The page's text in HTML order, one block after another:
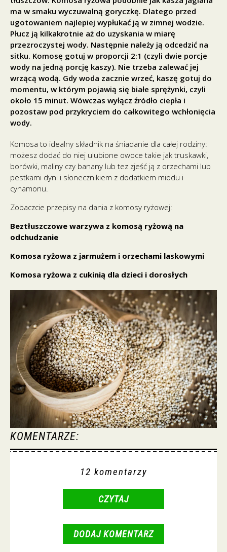
ma w smaku wyczuwalną goryczkę. Dlatego przed
ugotowaniem najlepiej wypłukać ją w zimnej wodzie.
Płucz ją kilkakrotnie aż do uzyskania w miarę
przezroczystej wody. Następnie należy ją odcedzić na
sitku. Komosę gotuj w proporcji 2:1 (czyli dwie porcje
wody na jedną porcję kaszy). Nie trzeba zalewać jej
wrzącą wodą. Gdy woda zacznie wrzeć, kaszę gotuj do
momentu, w którym pojawią się białe sprężynki, czyli
około 15 minut. Wówczas wyłącz źródło ciepła i
pozostaw pod przykryciem do całkowitego wchłonięcia
wody.
Komosa to idealny składnik na śniadanie dla całej rodziny:
możesz dodać do niej ulubione owoce takie jak truskawki,
borówki, maliny czy banany lub tez zjeść ją z orzechami lub
pestkami dyni i słonecznikiem z dodatkiem miodu i
cynamonu.
Zobaczcie przepisy na dania z komosy ryżowej:
Beztłuszczowe warzywa z komosą ryżową na
odchudzanie
Komosa ryżowa z jarmużem i orzechami laskowymi
Komosa ryżowa z cukinią dla dzieci i dorosłych
KOMENTARZE:
12 komentarzy
CZYTAJ
DODAJ KOMENTARZ